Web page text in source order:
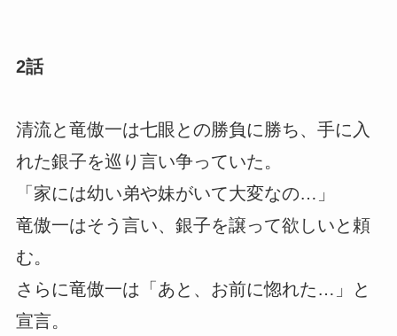
2話
清流と竜傲一は七眼との勝負に勝ち、手に入
れた銀子を巡り言い争っていた。
「家には幼い弟や妹がいて大変なの…」
竜傲一はそう言い、銀子を譲って欲しいと頼
む。
さらに竜傲一は「あと、お前に惚れた…」と
宣言。